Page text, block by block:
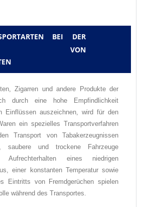
BEI DER
VON
Zigarren und andere Produkte der
durch eine hohe Empfindlichkeit
Einflüssen auszeichnen, wird für den
ein spezielles Transportverfahren
Transport von Tabakerzeugnissen
saubere und trockene Fahrzeuge
Aufrechterhalten eines niedrigen
einer konstanten Temperatur sowie
Eintritts von Fremdgerüchen spielen
während des Transportes.